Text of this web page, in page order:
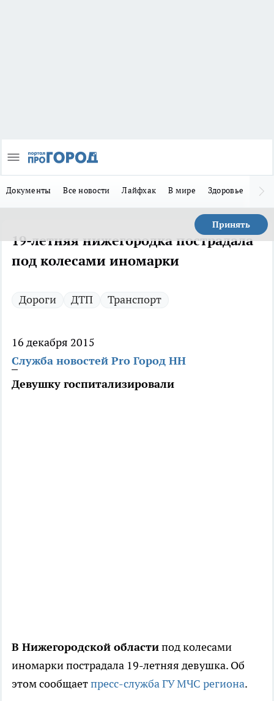
Документы Все новости Лайфхак В мире Здоровье
Принять
19-летняя нижегородка пострадала
под колесами иномарки
Дороги ДТП Транспорт
16 декабря 2015
Служба новостей Pro Город НН
Девушку госпитализировали
В Нижегородской областипод колесами
иномарки пострадала 19-летняя девушка. Об
этом сообщаетпресс-служба ГУ МЧС региона.